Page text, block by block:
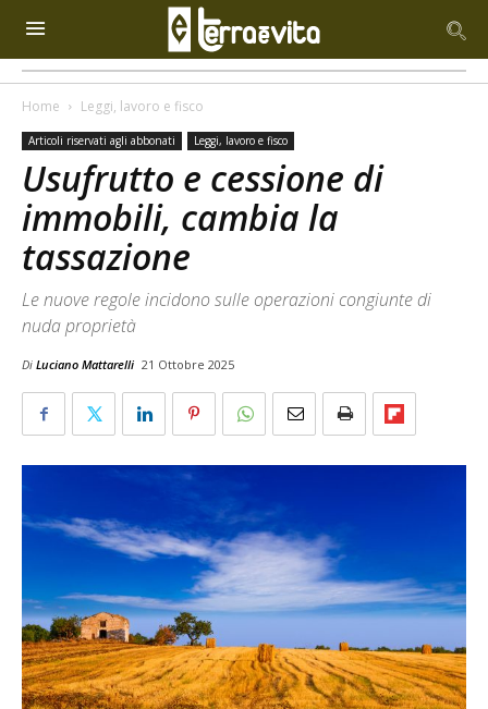
Home Leggi, lavoro e fisco
Articoli riservati agli abbonati Leggi, lavoro e fisco
Usufrutto e cessione di
immobili, cambia la
tassazione
Le nuove regole incidono sulle operazioni congiunte di
nuda proprietà
Di Luciano Mattarelli 21 Ottobre 2025